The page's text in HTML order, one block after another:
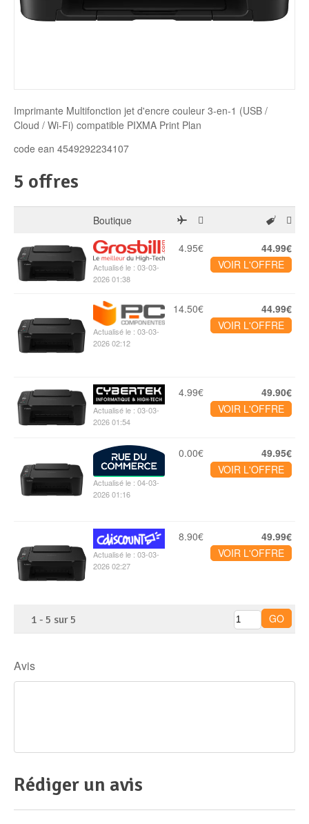
Disque SSD
Imprimante Multifonction jet d'encre couleur 3-en-1 (USB /
Cloud / Wi-Fi) compatible PIXMA Print Plan
code ean 4549292234107
5 offres
Boutique
Actualisé le : 03-03-
2026 01:38
4.95€
44.99€
VOIR L'OFFRE
Actualisé le : 03-03-
2026 02:12
14.50€
44.99€
VOIR L'OFFRE
Actualisé le : 03-03-
2026 01:54
4.99€
49.90€
VOIR L'OFFRE
Actualisé le : 04-03-
2026 01:16
0.00€
49.95€
VOIR L'OFFRE
Actualisé le : 03-03-
2026 02:27
8.90€
49.99€
VOIR L'OFFRE
1 - 5 sur5
Avis
Rédiger un avis